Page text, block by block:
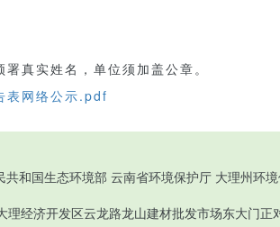
真实姓名，单位须加盖公章。
表网络公示.pdf
共和国生态环境部 云南省环境保护厅 大理州环
经济开发区云龙路龙山建材批发市场东大门